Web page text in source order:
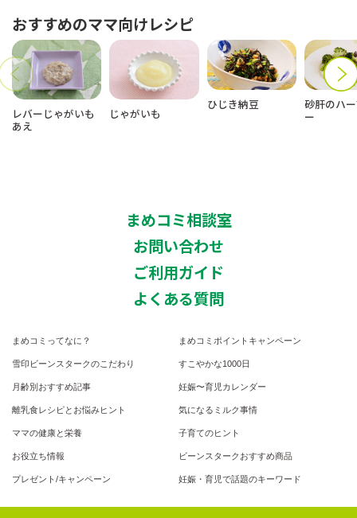
おすすめのママ向けレシピ
レバーじゃがいも
あえ
じゃがいも
ひじき納豆
砂肝のハ
ー
まめコミ相談室
お問い合わせ
ご利用ガイド
よくある質問
まめコミってなに？ まめコミポイントキャンペーン
雪印ビーンスタークのこだわり すこやかな1000日
月齢別おすすめ記事 妊娠〜育児カレンダー
離乳食レシピとお悩みヒント 気になるミルク事情
ママの健康と栄養 子育てのヒント
お役立ち情報 ビーンスタークおすすめ商品
プレゼント/キャンペーン 妊娠・育児で話題のキーワード